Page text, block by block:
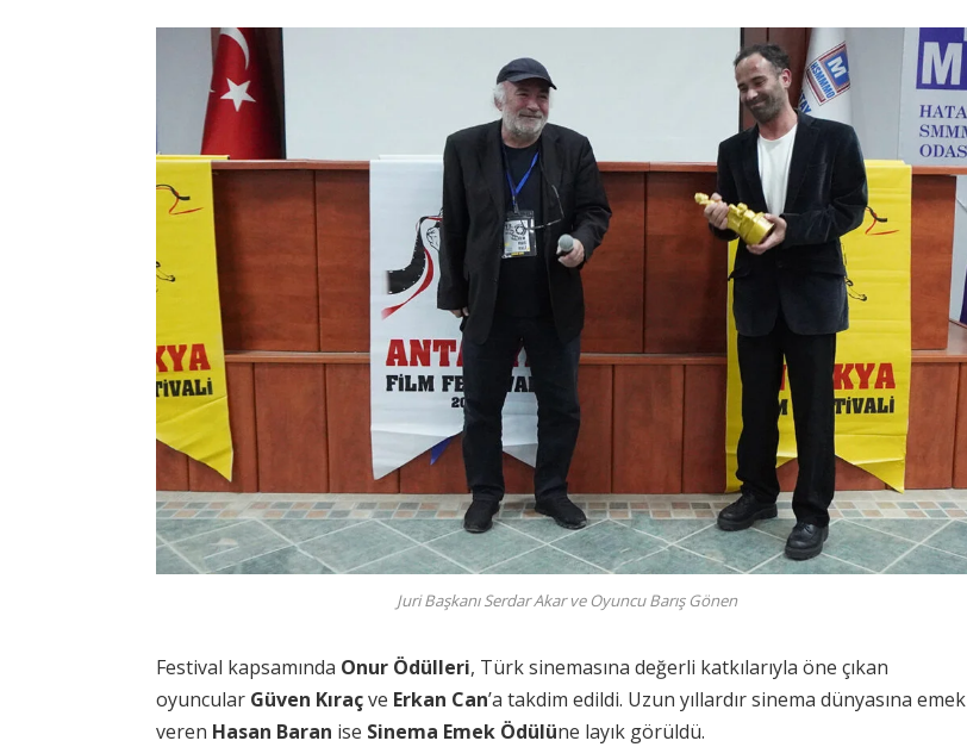
Juri Başkanı Serdar Akar ve Oyuncu Barış Gönen
Festival kapsamında Onur Ödülleri, Türk sinemasına değerli katkılarıyla öne çıkan
oyuncular Güven Kıraçve Erkan Can’a takdim edildi. Uzun yıllardır sinema dünyasına emek
veren Hasan Baran ise Sinema Emek Ödülüne layık görüldü.